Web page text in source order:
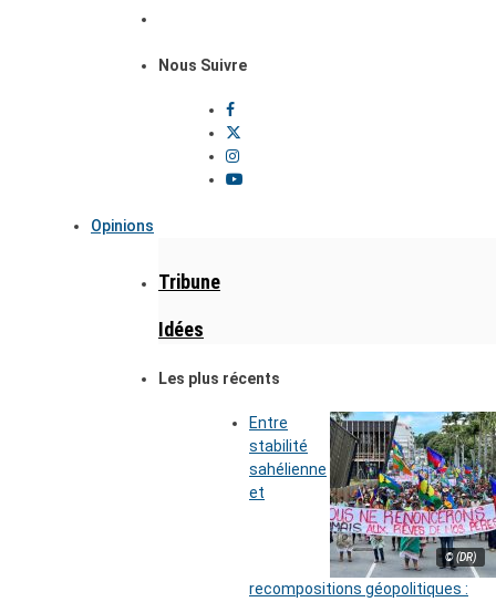
Nous Suivre
Opinions
Tribune
Idées
Les plus récents
© (DR)
Entre
stabilité
sahélienne
et
recompositions géopolitiques :